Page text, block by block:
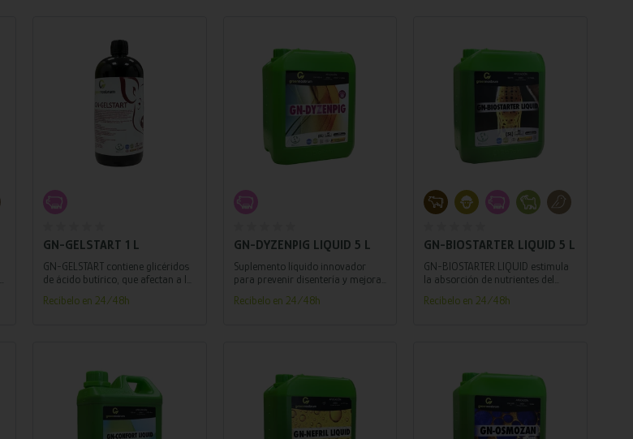
GN-GELSTART 1 L
GN-GELSTART contiene glicéridos
de ácido butírico, que afectan a la
gastrointestinales al ayudar a la
Recíbelo en 24/48h
GN-DYZENPIG LIQUID 5 L
Suplemento líquido innovador
para prevenir disentería y mejorar
Recíbelo en 24/48h
Añadir al carrito
GN-BIOSTARTER LIQUID 5 L
GN-BIOSTARTER LIQUID estimula
la absorción de nutrientes del
jóvenes.
Recíbelo en 24/48h